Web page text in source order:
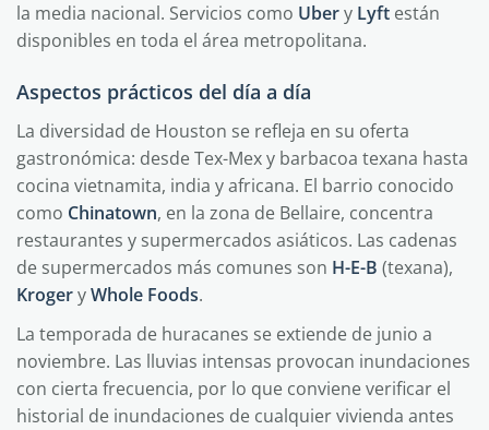
la media nacional. Servicios como Ubery Lyft están
disponibles en toda el área metropolitana.
Aspectos prácticos del día a día
La diversidad de Houston se refleja en su oferta
gastronómica: desde Tex-Mex y barbacoa texana hasta
cocina vietnamita, india y africana. El barrio conocido
como Chinatown, en la zona de Bellaire, concentra
restaurantes y supermercados asiáticos. Las cadenas
de supermercados más comunes son H-E-B (texana),
KrogeryWhole Foods.
La temporada de huracanes se extiende de junio a
noviembre. Las lluvias intensas provocan inundaciones
con cierta frecuencia, por lo que conviene verificar el
historial de inundaciones de cualquier vivienda antes